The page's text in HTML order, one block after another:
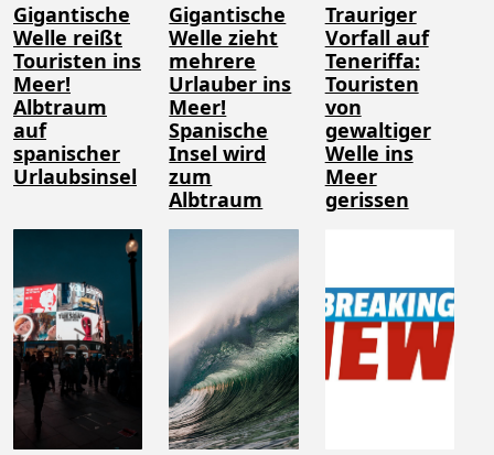
Gigantische
Welle reißt
Touristen ins
Meer!
Albtraum
auf
spanischer
Urlaubsinsel
Gigantische
Welle zieht
mehrere
Urlauber ins
Meer!
Spanische
Insel wird
zum
Albtraum
Trauriger
Vorfall auf
Teneriffa:
Touristen
von
gewaltiger
Welle ins
Meer
gerissen